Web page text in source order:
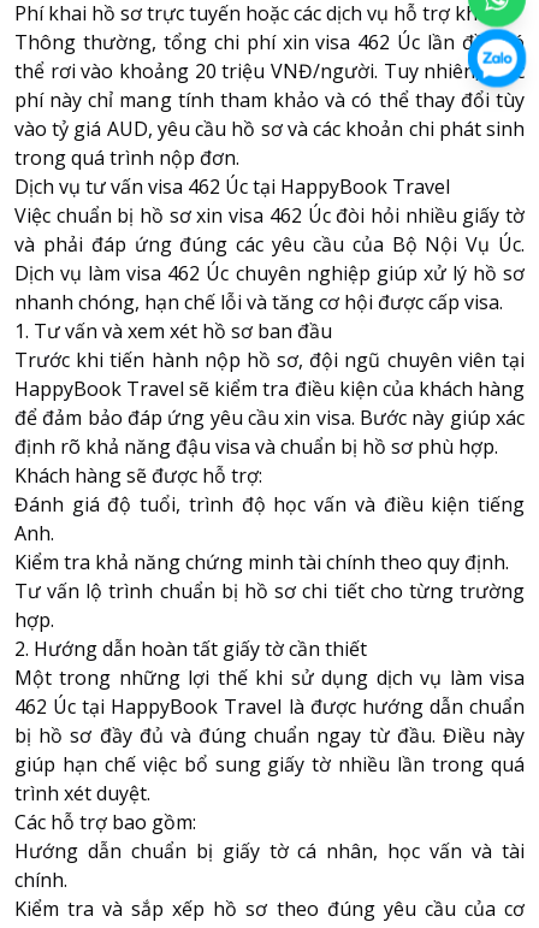
Phí khai hồ sơ trực tuyến hoặc các dịch vụ hỗ trợ khác.
Thông thường, tổng chi phí xin visa 462 Úc lần đầu có
thể rơi vào khoảng 20 triệu VNĐ/người. Tuy nhiên, mức
phí này chỉ mang tính tham khảo và có thể thay đổi tùy
vào tỷ giá AUD, yêu cầu hồ sơ và các khoản chi phát sinh
trong quá trình nộp đơn.
Dịch vụ tư vấn visa 462 Úc tại HappyBook Travel
Việc chuẩn bị hồ sơ xin visa 462 Úc đòi hỏi nhiều giấy tờ
và phải đáp ứng đúng các yêu cầu của Bộ Nội Vụ Úc.
Dịch vụ làm visa 462 Úc chuyên nghiệp giúp xử lý hồ sơ
nhanh chóng, hạn chế lỗi và tăng cơ hội được cấp visa.
1. Tư vấn và xem xét hồ sơ ban đầu
Trước khi tiến hành nộp hồ sơ, đội ngũ chuyên viên tại
HappyBook Travel sẽ kiểm tra điều kiện của khách hàng
để đảm bảo đáp ứng yêu cầu xin visa. Bước này giúp xác
định rõ khả năng đậu visa và chuẩn bị hồ sơ phù hợp.
Khách hàng sẽ được hỗ trợ:
Đánh giá độ tuổi, trình độ học vấn và điều kiện tiếng
Anh.
Kiểm tra khả năng chứng minh tài chính theo quy định.
Tư vấn lộ trình chuẩn bị hồ sơ chi tiết cho từng trường
hợp.
2. Hướng dẫn hoàn tất giấy tờ cần thiết
Một trong những lợi thế khi sử dụng dịch vụ làm visa
462 Úc tại HappyBook Travel là được hướng dẫn chuẩn
bị hồ sơ đầy đủ và đúng chuẩn ngay từ đầu. Điều này
giúp hạn chế việc bổ sung giấy tờ nhiều lần trong quá
trình xét duyệt.
Các hỗ trợ bao gồm:
Hướng dẫn chuẩn bị giấy tờ cá nhân, học vấn và tài
chính.
Kiểm tra và sắp xếp hồ sơ theo đúng yêu cầu của cơ